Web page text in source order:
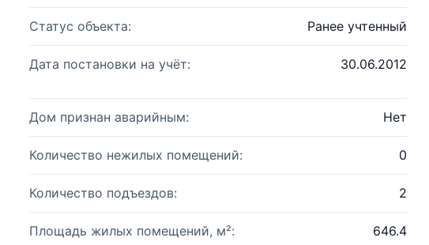
Статус объекта: Ранее учтенный
Дата постановки на учёт: 30.06.2012
Дом признан аварийным: Нет
Количество нежилых помещений: 0
Количество подъездов: 2
Площадь жилых помещений, м²: 646.4